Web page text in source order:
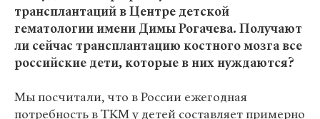
трансплантаций в Центре детской
гематологии имени Димы Рогачева. Получают
ли сейчас трансплантацию костного мозга все
российские дети, которые в них нуждаются?
Мы посчитали, что в России ежегодная
потребность в ТКМ у детей составляет примерно